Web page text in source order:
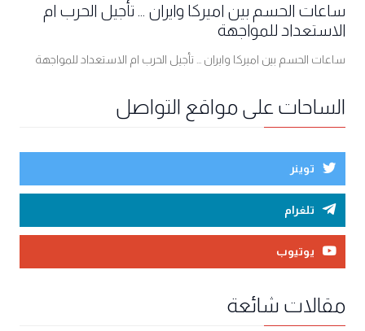
ساعات الحسم بين اميركا وايران ... تأجيل الحرب ام
الاستعداد للمواجهة
ساعات الحسم بين اميركا وايران ... تأجيل الحرب ام الاستعداد للمواجهة
الساحات على مواقع التواصل
توينر
تلغرام
يوتيوب
مقالات شائعة